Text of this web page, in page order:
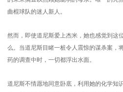
曲棍球队的迷人新人。
然而，即使道尼斯爱上杰米，她也感觉到这
么。当道尼斯目睹一桩令人震惊的谋杀案，
药的调查中时，一切都浮出水面。
道尼斯不情愿地同意卧底，利用她的化学知